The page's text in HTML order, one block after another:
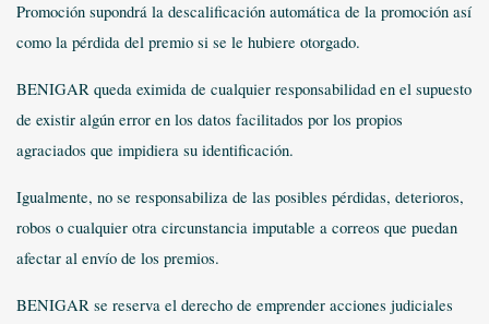
Promoción supondrá la descalificación automática de la promoción así
como la pérdida del premio si se le hubiere otorgado.
BENIGAR queda eximida de cualquier responsabilidad en el supuesto
de existir algún error en los datos facilitados por los propios
agraciados que impidiera su identificación.
Igualmente, no se responsabiliza de las posibles pérdidas, deterioros,
robos o cualquier otra circunstancia imputable a correos que puedan
afectar al envío de los premios.
BENIGAR se reserva el derecho de emprender acciones judiciales